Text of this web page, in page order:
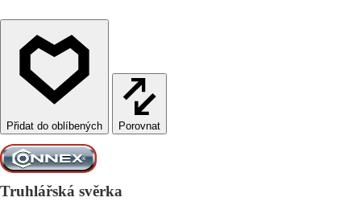
Porovnat
Truhlářská svěrka